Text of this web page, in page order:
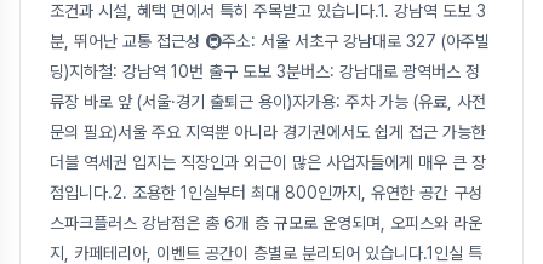
조건과 시설, 혜택 면에서 특히 주목받고 있습니다.1. 강남역 도보 3
분, 뛰어난 교통 접근성 🚇주소: 서울 서초구 강남대로 327 (아주빌
딩)지하철: 강남역 10번 출구 도보 3분버스: 강남대로 광역버스 정
류장 바로 앞 (서울·경기 출퇴근 용이)자가용: 주차 가능 (유료, 사전
문의 필요)서울 주요 지역뿐 아니라 경기권에서도 쉽게 접근 가능한
더블 역세권 입지는 직장인과 외근이 많은 사업자들에게 매우 큰 장
점입니다.2. 조용한 1인실부터 최대 800인까지, 유연한 공간 구성
스파크플러스 강남점은 총 6개 층 규모로 운영되며, 오피스와 라운
지, 카페테리아, 이벤트 공간이 층별로 분리되어 있습니다.1인실 특